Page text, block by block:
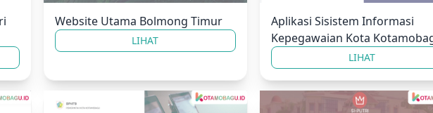
Website Utama Bolmong Timur
LIHAT
Aplikasi Sisistem Informasi
Kepegawaian Kota
LIHAT